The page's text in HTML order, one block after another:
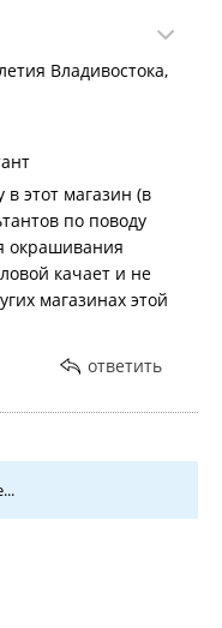
блока; термо-
ноже).
работать в
назначения от 1
сможет столько
от подобной
1-3мес работы,
ножевого блока,
машинка/
волос; рвать
целые
шум от работы
параллельны в
от наличия
Владивостока,
в этот магазин (в
по поводу
окрашивания
качает и не
магазинах этой
ответить